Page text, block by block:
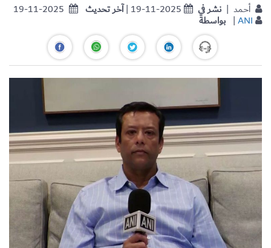
19-11-2025 آخر تحديث| 19-11-2025 نشر في
بواسطة |ANI